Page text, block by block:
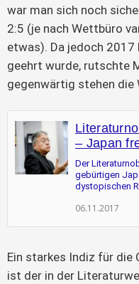
war man sich noch
2:5 (je nach Wettbüro
etwas). Da jedoch
geehrt wurde, rutschte
gegenwärtig stehen die
– Japan
Der
gebürtigen
dystopischen
06.11.2017
Ein starkes Indiz für die
ist der in der